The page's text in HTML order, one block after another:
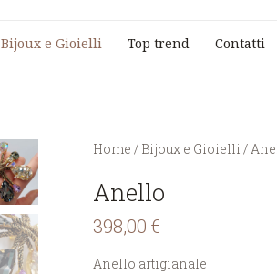
Bijoux e Gioielli Top trend Contatti
You are here:
Home / Bijoux e Gioielli /
Anello
398,00 €
Anello artigianale